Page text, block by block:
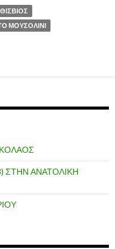
ΜΟΥΣΟΛΙΝΙ
ΣΤΗΝ ΑΝΑΤΟΛΙΚΗ